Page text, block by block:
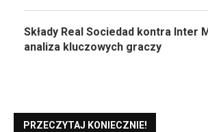
Składy Real Sociedad kontra Inter
analiza kluczowych graczy
PRZECZYTAJ KONIECZNIE!